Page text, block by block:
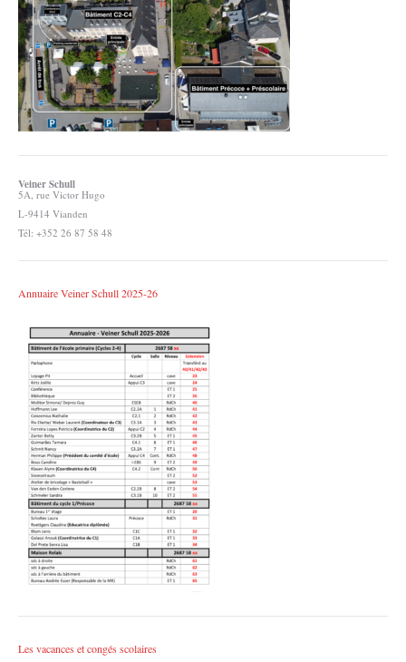
Veiner Schull
5A, rue Victor Hugo
L-9414 Vianden
Tél: +352 26 87 58 48
Annuaire Veiner Schull 2025-26
Les vacances et congés scolaires